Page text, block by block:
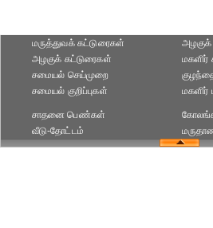
மருத்துவக் கட்டுரைகள்
அழகுக் கட்டுரைகள்
அழகுக்
மகளிர்
சமையல் செய்முறை
சமையல் குறிப்புகள்
சாதனை பெண்கள்
வீடு-தோட்டம்